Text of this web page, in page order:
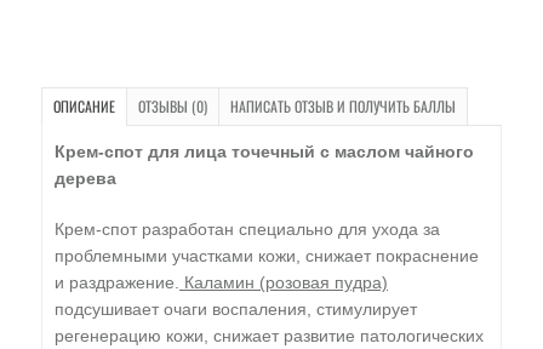
ОПИСАНИЕ ОТЗЫВЫ (0) НАПИСАТЬ ОТЗЫВ И ПОЛУЧИТЬ БАЛЛЫ
Крем-спот для лица точечный с маслом чайного
дерева
Крем-спот разработан специально для ухода за
проблемными участками кожи, снижает покраснение
и раздражение.
Каламин (розовая пудра)
подсушивает очаги воспаления, стимулирует
регенерацию кожи, снижает развитие патологических